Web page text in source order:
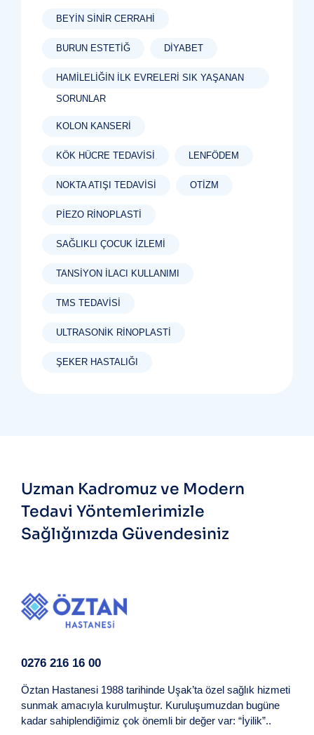
BEYIN SINIR CERRAHI
BURUN ESTETIĞ DIYABET
HAMILELIĞIN İLK EVRELERI SIK YAŞANAN
SORUNLAR
KOLON KANSERI
KÖK HÜCRE TEDAVISI LENFÖDEM
NOKTA ATIŞI TEDAVISI OTIZM
PIEZO RINOPLASTI
SAĞLIKLI ÇOCUK İZLEMI
TANSIYON ILACI KULLANIMI
TMS TEDAVISI
ULTRASONIK RINOPLASTI
ŞEKER HASTALIĞI
Uzman Kadromuz ve Modern
Tedavi Yöntemlerimizle
Sağlığınızda Güvendesiniz
0276 216 16 00
Öztan Hastanesi 1988 tarihinde Uşak’ta özel sağlık hizmeti
sunmak amacıyla kurulmuştur. Kuruluşumuzdan bugüne
kadar sahiplendiğimiz çok önemli bir değer var: “İyilik”..